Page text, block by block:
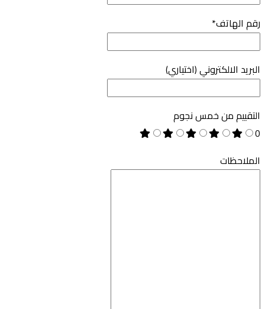
رقم الهاتف*
البريد الالكتروني (اختياري)
التقييم من خمس نجوم
0
الملاحظات